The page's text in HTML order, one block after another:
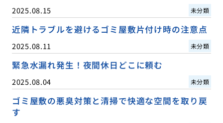
2025.08.15 未分類
近隣トラブルを避けるゴミ屋敷片付け時の注意点
2025.08.11 未分類
緊急水漏れ発生！夜間休日どこに頼む
2025.08.04 未分類
ゴミ屋敷の悪臭対策と清掃で快適な空間を取り戻
す